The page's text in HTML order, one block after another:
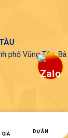
phố Vũng Tầu, Bà
phố Phan Thiết,
GIÁ DỰ ÁN